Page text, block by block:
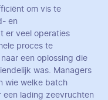
om vis te
en
er veel operaties
proces te
een oplossing die
was. Managers
wie welke batch
lading zeevruchten